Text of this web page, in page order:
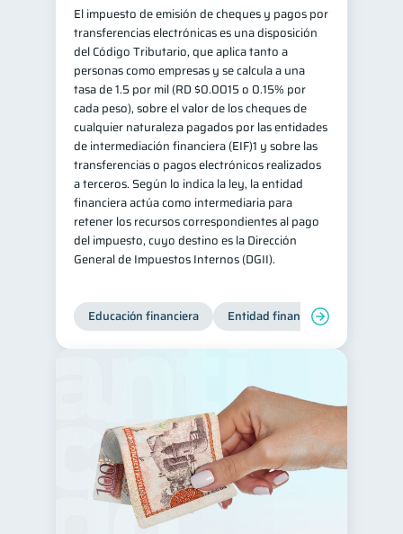
El impuesto de emisión de cheques y pagos por
transferencias electrónicas es una disposición
del Código Tributario, que aplica tanto a
personas como empresas y se calcula a una
tasa de 1.5 por mil (RD $0.0015 o 0.15% por
cada peso), sobre el valor de los cheques de
cualquier naturaleza pagados por las entidades
de intermediación financiera (EIF)1 y sobre las
transferencias o pagos electrónicos realizados
a terceros. Según lo indica la ley, la entidad
financiera actúa como intermediaria para
retener los recursos correspondientes al pago
del impuesto, cuyo destino es la Dirección
General de Impuestos Internos (DGII).
Educación financiera Entidad financiera